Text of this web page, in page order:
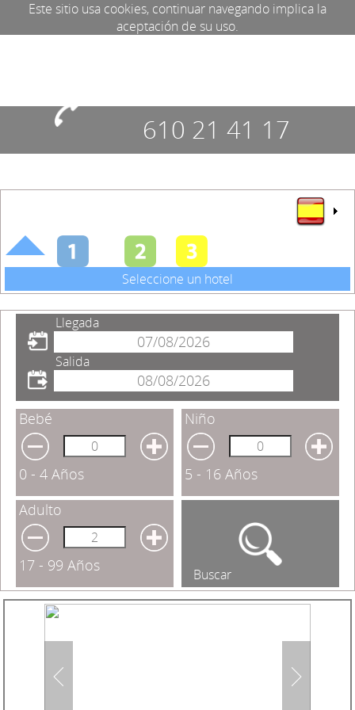
Este sitio usa cookies, continuar navegando implica la
aceptación de su uso.
610 21 41 17
Seleccione un hotel
Llegada
Salida
Bebé
0 - 4 Años
Niño
5 - 16 Años
Adulto
17 - 99 Años Buscar